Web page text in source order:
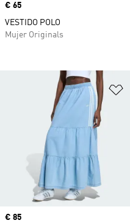
Precio
€ 85
Precio
€ 65
VESTIDO POLO
Mujer Originals